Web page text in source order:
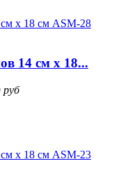
14 см х 18...
руб